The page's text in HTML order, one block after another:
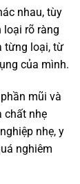
nhau, tùy
loại rõ ràng
từng loại, từ
của mình.
mũi và
chất nhẹ
nhẹ, y
nghiêm